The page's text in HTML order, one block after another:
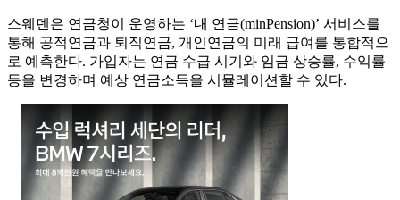
스웨덴은 연금청이 운영하는 ‘내 연금(minPension)’ 서비스를
통해 공적연금과 퇴직연금, 개인연금의 미래 급여를 통합적으
로 예측한다. 가입자는 연금 수급 시기와 임금 상승률, 수익률
등을 변경하며 예상 연금소득을 시뮬레이션할 수 있다.